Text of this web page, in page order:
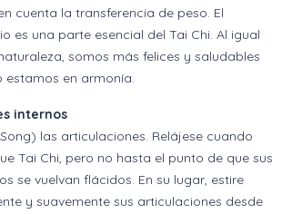
cuenta la transferencia de peso. El
es una parte esencial del Tai Chi. Al igual
somos más felices y saludables
estamos en armonía.
internos
las articulaciones. Relájese cuando
Tai Chi, pero no hasta el punto de que sus
se vuelvan flácidos. En su lugar, estire
y suavemente sus articulaciones desde